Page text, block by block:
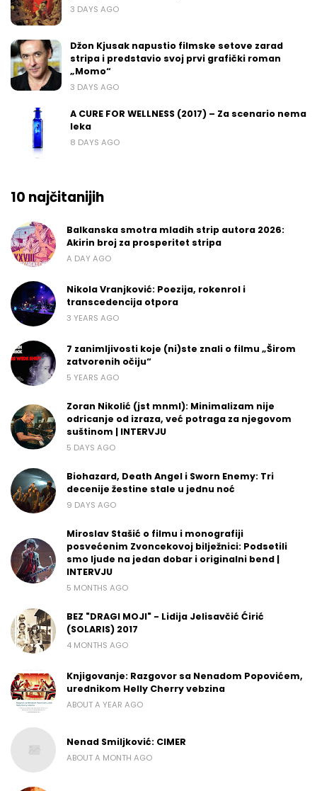
3 DAYS AGO
Džon Kjusak napustio filmske setove zarad
stripa i predstavio svoj prvi grafički roman
„Momo“
3 DAYS AGO
A CURE FOR WELLNESS (2017) – Za scenario nema
leka
8 DAYS AGO
10 najčitanijih
Balkanska smotra mladih strip autora 2026:
Akirin broj za prosperitet stripa
A DAY AGO
Nikola Vranjković: Poezija, rokenrol i
transcedencija otpora
3 YEARS AGO
7 zanimljivosti koje (ni)ste znali o filmu „Širom
zatvorenih očiju“
5 YEARS AGO
Zoran Nikolić (jst mnml): Minimalizam nije
odricanje od izraza, već potraga za njegovom
suštinom | INTERVJU
5 DAYS AGO
Biohazard, Death Angel i Sworn Enemy: Tri
decenije žestine stale u jednu noć
9 DAYS AGO
Miroslav Stašić o filmu i monografiji
posvećenim Zvoncekovoj bilježnici: Podsetili
smo ljude na jedan dobar i originalni bend |
INTERVJU
5 MONTHS AGO
BEZ "DRAGI MOJI" - Lidija Jelisavčić Ćirić
(SOLARIS) 2017
4 MONTHS AGO
Knjigovanje: Razgovor sa Nenadom Popovićem,
urednikom Helly Cherry vebzina
ABOUT A YEAR AGO
Nenad Smiljković: CIMER
ABOUT A MONTH AGO